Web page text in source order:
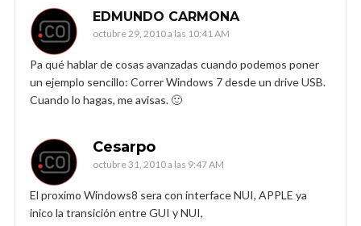
EDMUNDO CARMONA
octubre 29, 2010 a las 10:41 AM
Pa qué hablar de cosas avanzadas cuando podemos poner
un ejemplo sencillo: Correr Windows 7 desde un drive USB.
Cuando lo hagas, me avisas. 🙂
Cesarpo
octubre 31, 2010 a las 9:47 AM
El proximo Windows8 sera con interface NUI, APPLE ya
inico la transición entre GUI y NUI,